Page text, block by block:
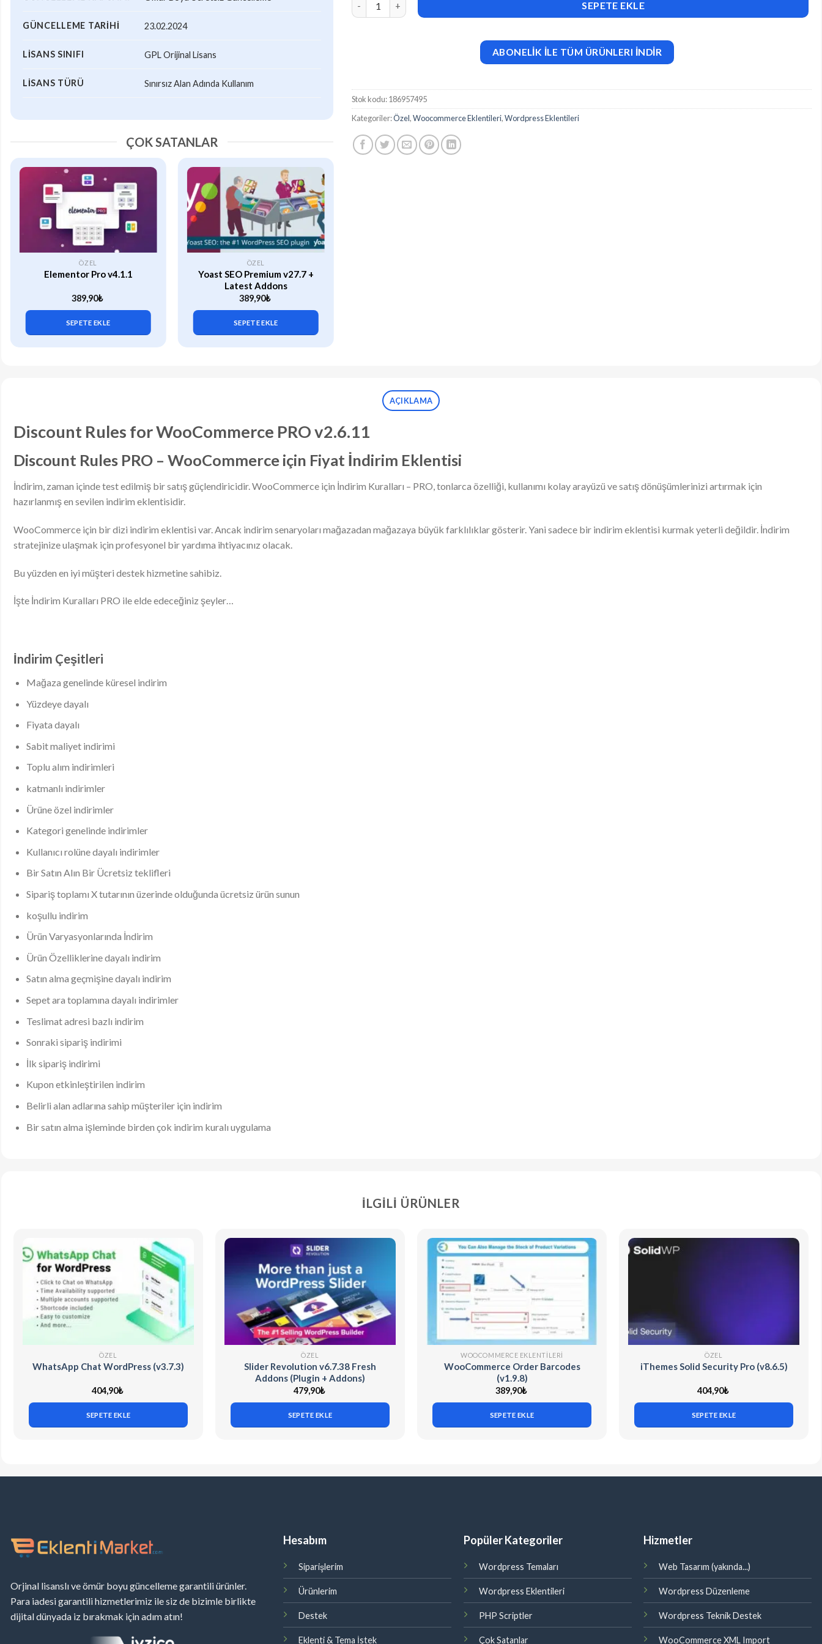
GÜNCELLEME TARIHI 23.02.2024
LISANS SINIFI GPL Orijinal Lisans
LISANS TÜRÜ Sınırsız Alan Adında Kullanım
ÇOK SATANLAR
ÖZEL
Elementor Pro v4.1.1
389,90₺
SEPETE EKLE
ÖZEL
Yoast SEO Premium v27.7 +
Latest Addons
389,90₺
SEPETE EKLE
SEPETE EKLE
ABONELİK İLE TÜM ÜRÜNLERI İNDİR
Stok kodu:186957495
Kategoriler:Özel,Woocommerce Eklentileri,Wordpress Eklentileri
AÇIKLAMA
Discount Rules for WooCommerce PRO v2.6.11
Discount Rules PRO – WooCommerce için Fiyat İndirim Eklentisi
İndirim, zaman içinde test edilmiş bir satış güçlendiricidir. WooCommerce için İndirim Kuralları – PRO, tonlarca özelliği, kullanımı kolay arayüzü ve satış dönüşümlerinizi artırmak için
hazırlanmış en sevilen indirim eklentisidir.
WooCommerce için bir dizi indirim eklentisi var. Ancak indirim senaryoları mağazadan mağazaya büyük farklılıklar gösterir. Yani sadece bir indirim eklentisi kurmak yeterli değildir. İndirim
stratejinize ulaşmak için profesyonel bir yardıma ihtiyacınız olacak.
Bu yüzden en iyi müşteri destek hizmetine sahibiz.
İşte İndirim Kuralları PRO ile elde edeceğiniz şeyler…
İndirim Çeşitleri
Mağaza genelinde küresel indirim
Yüzdeye dayalı
Fiyata dayalı
Sabit maliyet indirimi
Toplu alım indirimleri
katmanlı indirimler
Ürüne özel indirimler
Kategori genelinde indirimler
Kullanıcı rolüne dayalı indirimler
Bir Satın Alın Bir Ücretsiz teklifleri
Sipariş toplamı X tutarının üzerinde olduğunda ücretsiz ürün sunun
koşullu indirim
Ürün Varyasyonlarında İndirim
Ürün Özelliklerine dayalı indirim
Satın alma geçmişine dayalı indirim
Sepet ara toplamına dayalı indirimler
Teslimat adresi bazlı indirim
Sonraki sipariş indirimi
İlk sipariş indirimi
Kupon etkinleştirilen indirim
Belirli alan adlarına sahip müşteriler için indirim
Bir satın alma işleminde birden çok indirim kuralı uygulama
İLGILI ÜRÜNLER
ÖZEL
WhatsApp Chat WordPress (v3.7.3)
404,90₺
SEPETE EKLE
ÖZEL
Slider Revolution v6.7.38 Fresh
Addons (Plugin + Addons)
479,90₺
SEPETE EKLE
WOOCOMMERCE EKLENTILERI
WooCommerce Order Barcodes
(v1.9.8)
389,90₺
SEPETE EKLE
ÖZEL
iThemes Solid Security Pro (v8.6.5)
404,90₺
SEPETE EKLE
Orjinal lisanslı ve ömür boyu güncelleme garantili ürünler.
Para iadesi garantili hizmetlerimiz ile siz de bizimle birlikte
dijital dünyada iz bırakmak için adım atın!
Hesabım
Siparişlerim
Ürünlerim
Destek
Eklenti & Tema İstek
Popüler Kategoriler
Wordpress Temaları
Wordpress Eklentileri
PHP Scriptler
Çok Satanlar
Hizmetler
Web Tasarım (yakında...)
Wordpress Düzenleme
Wordpress Teknik Destek
WooCommerce XML Import